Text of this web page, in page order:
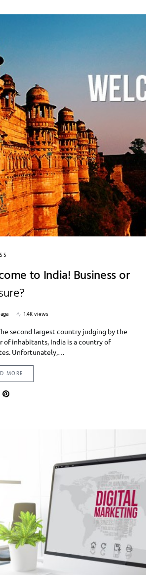
to India! Business or
1.4K views
second largest country judging by the
of inhabitants, India is a country of
Unfortunately,…
MORE